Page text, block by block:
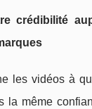
crédibilité
les vidéos à
la même